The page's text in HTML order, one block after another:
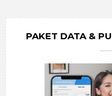
PAKET DATA &